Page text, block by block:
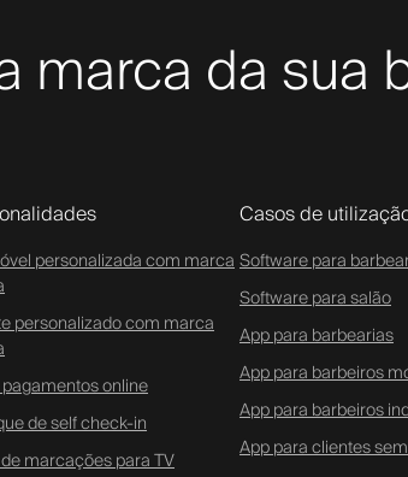
marca da
personalizada com marca
personalizado com marca
online
de self check-in
marcações para TV
Casos de
Software para
Software para salão
App para barbearias
App para barbeiros
App para barbeiros
App para clientes